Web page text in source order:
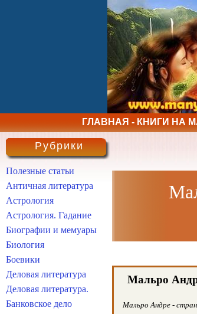
ГЛАВНАЯ - КНИГИ НА
Мальро
Мальро Андре -
Рубрики
Полезные статьи
Античная литература
Астрология
Астрология. Гадание
Биографии и мемуары
Биология
Боевики
Деловая литература
Деловая литература.
Банковское дело